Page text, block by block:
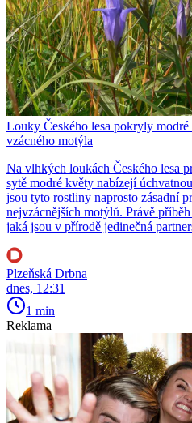
Louky Českého lesa pokryly
vzácného motýla
Na vlhkých loukách Českého lesa
sytě modré květy nabízejí
jsou tyto rostliny naprosto zásadní
nejvzácnějších motýlů. Právě
jaká jsou v přírodě jedinečná
Plzeňská Drbna
dnes, 12:31
1 min
Reklama